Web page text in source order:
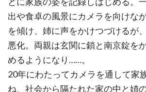
出や食卓の風景にカメラを向けな
を傾け、姉に声をかけつづけるが
悪化。両親は玄関に鎖と南京錠を
めるようになり……。
20年にわたってカメラを通して家
ね、社会から隔たれた家の中と姉